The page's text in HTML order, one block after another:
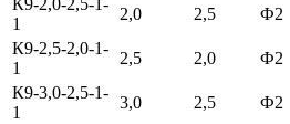
К9-2,0-2,5-1-
1
2,0 2,5 Ф2
К9-2,5-2,0-1-
1
2,5 2,0 Ф2
К9-3,0-2,5-1-
1
3,0 2,5 Ф2